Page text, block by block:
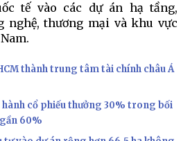
tế vào các dự án hạ tầng,
nghệ, thương mại và khu vực
thành trung tâm tài chính châu Á
hành cổ phiếu thưởng 30% trong bối
60%